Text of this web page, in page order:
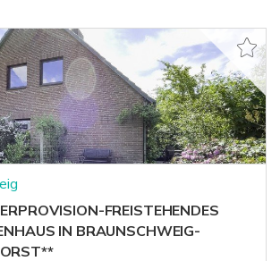
FREISTEHENDES
IN BRAUNSCHWEIG-